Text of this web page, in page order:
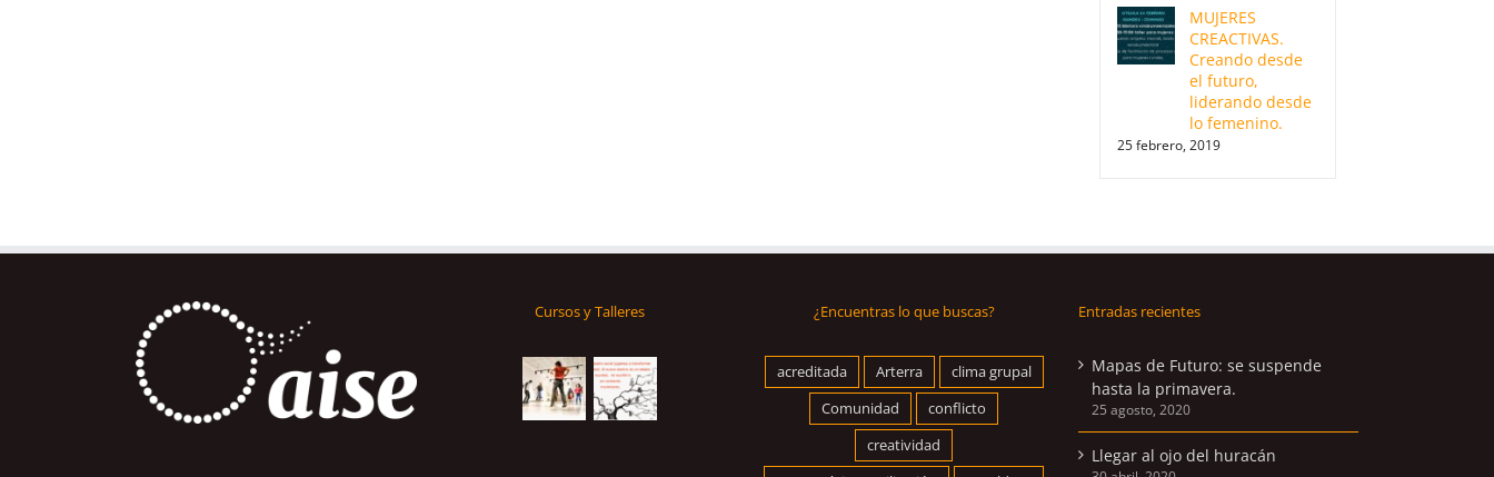
MUJERES
CREACTIVAS.
Creando desde
el futuro,
liderando desde
lo femenino.
25 febrero, 2019
Cursos y Talleres ¿Encuentras lo que buscas?
acreditada Arterra
clima grupal
Comunidad
conflicto
creatividad
Entradas recientes
Mapas de Futuro: se suspende
hasta la primavera.
25 agosto, 2020
Llegar al ojo del huracán